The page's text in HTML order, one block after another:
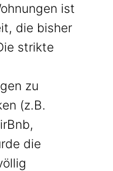
ist
die bisher
strikte
zu
(z.B.
die